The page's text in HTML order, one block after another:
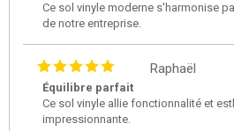
Ce sol vinyle moderne s'harmonise
de notre entreprise.
Raphaël
Équilibre parfait
Ce sol vinyle allie fonctionnalité et
impressionnante.